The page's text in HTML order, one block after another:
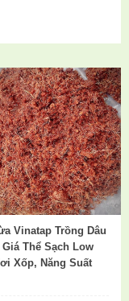
Vinatap Trồng Dâu
Giá Thể Sạch Low
Xốp, Năng Suất